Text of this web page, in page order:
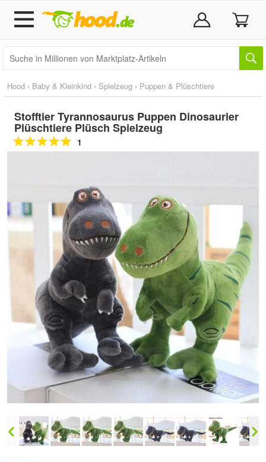
Hood › Baby & Kleinkind › Spielzeug › Puppen & Plüschtiere
Stofftier Tyrannosaurus Puppen Dinosaurier
Plüschtiere Plüsch Spielzeug
1
Doppelt antippen zum
vergrößern